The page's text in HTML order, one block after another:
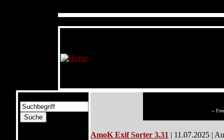
--
AmoK Exif Sorter 3.31 | 11.07.2025 |